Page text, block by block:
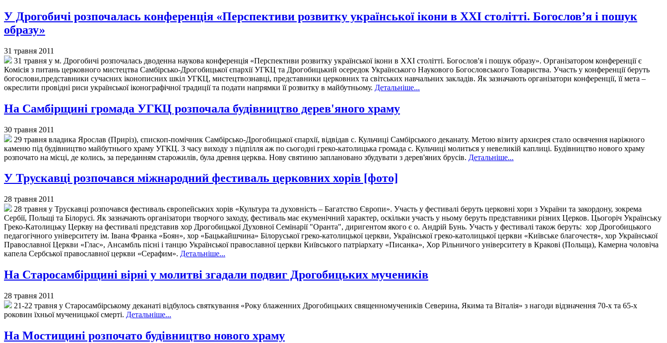
У Дрогобичі розпочалась конференція «Перспективи розвитку української ікони в ХХІ столітті. Богослов’я і пошук
образу»
31 травня 2011
31 травня у м. Дрогобичі розпочалась дводенна наукова конференція «Перспективи розвитку української ікони в ХХІ столітті. Богослов'я і пошук образу». Організатором конференції є
Комісія з питань церковного мистецтва Самбірсько-Дрогобицької єпархії УГКЦ та Дрогобицький осередок Українського Наукового Богословського Товариства. Участь у конференції беруть
богослови,представники сучасних іконописних шкіл УГКЦ, мистецтвознавці, представники церковних та світських навчальних закладів. Як зазначають організатори конференції, її мета –
окреслити провідні риси української іконографічної традиції та подати напрямки її розвитку в майбутньому. Детальніше...
На Самбірщині громада УГКЦ розпочала будівництво дерев'яного храму
30 травня 2011
29 травня владика Ярослав (Приріз), єпископ-помічник Самбірсько-Дрогобицької єпархії, відвідав с. Кульчиці Самбірського деканату. Метою візиту архиєрея стало освячення наріжного
каменю під будівництво майбутнього храму УГКЦ. З часу виходу з підпілля аж по сьогодні греко-католицька громада с. Кульчиці молиться у невеликій каплиці. Будівництво нового храму
розпочато на місці, де колись, за переданням старожилів, була древня церква. Нову святиню заплановано збудувати з дерев'яних брусів. Детальніше...
У Трускавці розпочався міжнародний фестиваль церковних хорів [фото]
28 травня 2011
28 травня у Трускавці розпочався фестиваль європейських хорів «Культура та духовність – Багатство Європи». Участь у фестивалі беруть церковні хори з України та закордону, зокрема
Сербії, Польщі та Білорусі. Як зазначають організатори творчого заходу, фестиваль має екуменічний характер, оскільки участь у ньому беруть представники різних Церков. Цьогоріч Українську
Греко-Католицьку Церкву на фестивалі представив хор Дрогобицької Духовної Семінарії "Оранта", диригентом якого є о. Андрій Бунь. Участь у фестивалі також беруть: хор Дрогобицького
педагогічного університету ім. Івана Франка «Боян», хор «Бацькайшчина» Білоруської греко-католицької церкви, Української греко-католицької церкви «Київське благочестя», хор Української
Православної Церкви «Глас», Ансамбль пісні і танцю Української православної церкви Київського патріархату «Писанка», Хор Рільничого університету в Кракові (Польща), Камерна чоловіча
капела Сербської православної церкви «Серафим». Детальніше...
На Старосамбірщині вірні у молитві згадали подвиг Дрогобицьких мучеників
28 травня 2011
21-22 травня у Старосамбірському деканаті відбулось святкування «Року блаженних Дрогобицьких священномучеників Северина, Якима та Віталія» з нагоди відзначення 70-х та 65-х
роковин їхньої мученицької смерті. Детальніше...
На Мостищині розпочато будівництво нового храму